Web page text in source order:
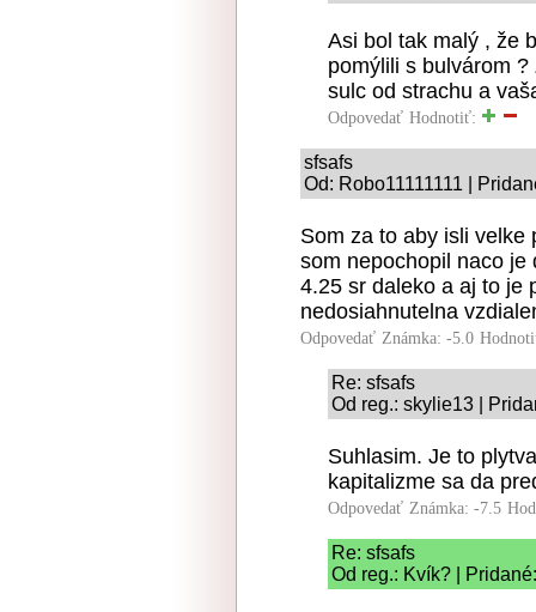
Asi bol tak malý , že
pomýlili s bulvárom
sulc od strachu a
Odpovedať Hodnotiť:
sfsafs
Od: Robo11111111 |
Som za to aby isli velke
som nepochopil naco je
4.25 sr daleko a aj to je
nedosiahnutelna
Odpovedať Známka: -5.0
Re: sfsafs
Od reg.: skylie13 |
Suhlasim. Je to
kapitalizme sa da
Odpovedať Známka: -7.5
Re: sfsafs
Od reg.: Kvík? |